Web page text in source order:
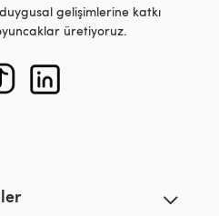
gelişimlerine katkı
üretiyoruz.